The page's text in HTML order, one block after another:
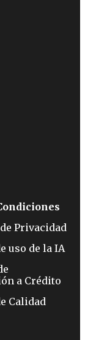
Privacidad
uso de la IA
a Crédito
Calidad